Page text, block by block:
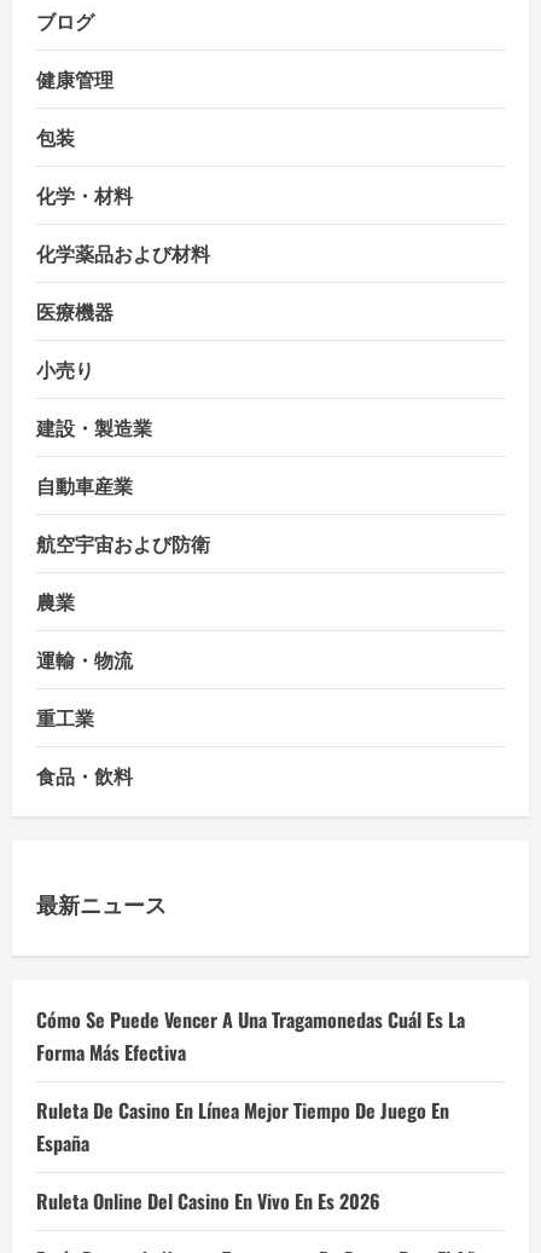
ブログ
健康管理
包装
化学・材料
化学薬品および材料
医療機器
小売り
建設・製造業
自動車産業
航空宇宙および防衛
農業
運輸・物流
重工業
食品・飲料
最新ニュース
Cómo Se Puede Vencer A Una Tragamonedas Cuál Es La
Forma Más Efectiva
Ruleta De Casino En Línea Mejor Tiempo De Juego En
España
Ruleta Online Del Casino En Vivo En Es 2026